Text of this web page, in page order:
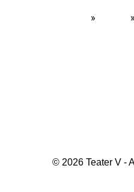
» »
© 2026 Teater V -